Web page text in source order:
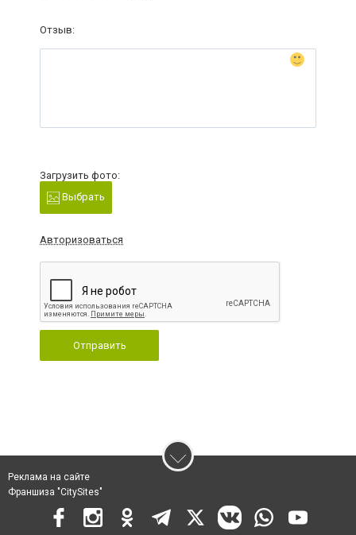
Отзыв:
Загрузить фото:
Выбрать
Авторизоваться
Отправить
Реклама на сайте
Франшиза "CitySites"